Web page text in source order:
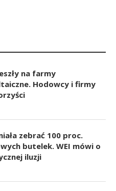
na farmy
Hodowcy i firmy
zebrać 100 proc.
butelek. WEI mówi o
iluzji